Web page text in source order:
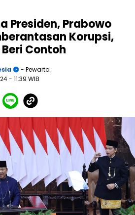
Presiden, Prabowo
Korupsi,
Contoh
- Pewarta
- 11:39 WIB